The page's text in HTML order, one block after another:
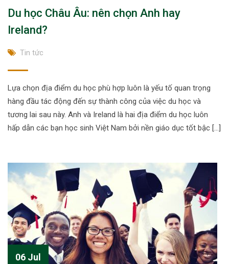
Du học Châu Âu: nên chọn Anh hay
Ireland?
Tin tức
Lựa chọn địa điểm du học phù hợp luôn là yếu tố quan trọng
hàng đầu tác động đến sự thành công của việc du học và
tương lai sau này. Anh và Ireland là hai địa điểm du học luôn
hấp dẫn các bạn học sinh Việt Nam bởi nền giáo dục tốt bậc […]
06 Jul